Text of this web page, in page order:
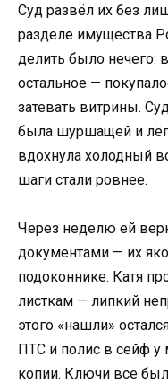
Суд развёл их без
разделе имущества
делить было нечего:
остальное —
затевать витрины.
была шуршащей и
вдохнула холодный
шаги стали ровнее.
Через неделю ей
документами — их
подоконнике. Катя
листкам — липкий
этого «нашли»
ПТС и полис в сейф у
копии. Ключи все